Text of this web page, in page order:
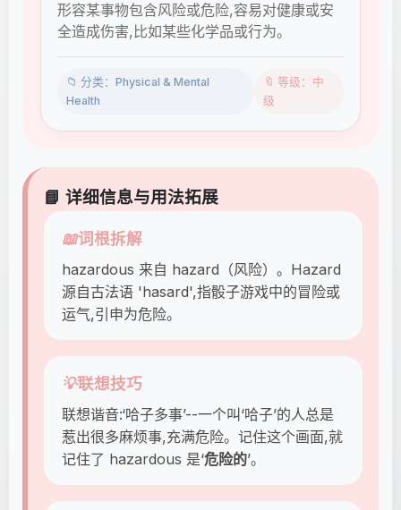
形容某事物包含风险或危险,容易对健康或安
全造成伤害,比如某些化学品或行为。
📁 分类：Physical & Mental
Health
🔖 等级：中
级
📘 详细信息与用法拓展
📖词根拆解
hazardous 来自 hazard（风险）。Hazard
源自古法语 'hasard',指骰子游戏中的冒险或
运气,引申为危险。
💡联想技巧
联想谐音:‘哈子多事’--一个叫‘哈子’的人总是
惹出很多麻烦事,充满危险。记住这个画面,就
记住了 hazardous 是‘危险的’。